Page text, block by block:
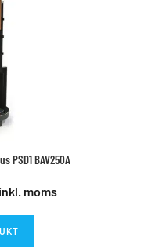
PSD1 BAV250A
moms